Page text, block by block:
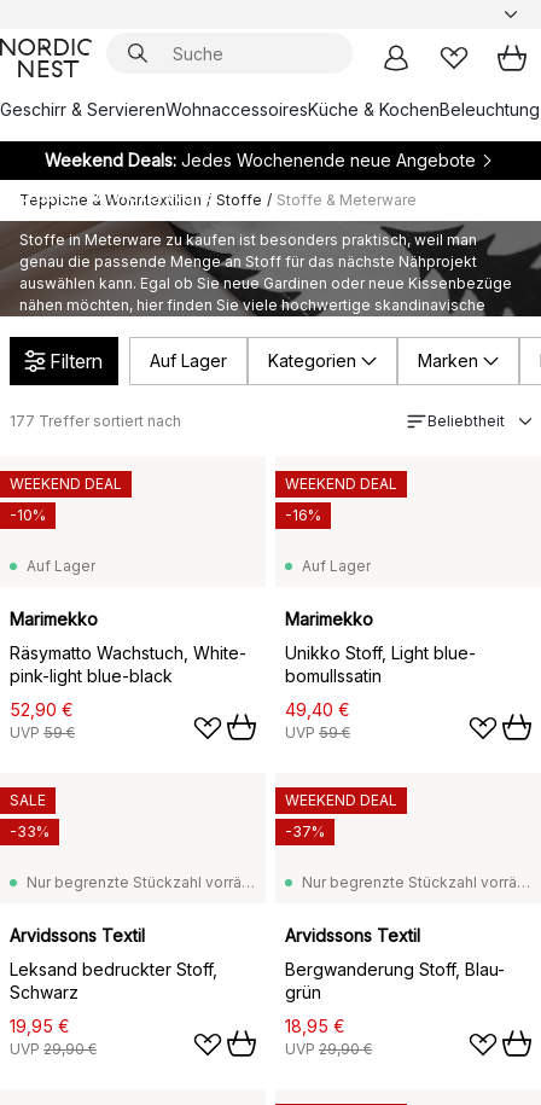
Geschirr & ServierenWohnaccessoiresKüche & KochenBeleuchtung
Weekend Deals:Jedes Wochenende neue Angebote
Teppiche & Wohntextilien / Stoffe / Stoffe & Meterware
Stoffe & Meterware
Stoffe in Meterware zu kaufen ist besonders praktisch, weil man
genau die passende Menge an Stoff für das nächste Nähprojekt
auswählen kann. Egal ob Sie neue Gardinen oder neue Kissenbezüge
nähen möchten, hier finden Sie viele hochwertige skandinavische
Farben und Mustern von bekannten Designmarken.
Filtern Auf Lager Kategorien Marken
177 Treffer sortiert nach Beliebtheit
Auf Lager
Marimekko
Räsymatto Wachstuch, White-
pink-light blue-black
52,90 €
UVP 59 €
WEEKEND DEAL
-10%
Auf Lager
Marimekko
Unikko Stoff, Light blue-
bomullssatin
49,40 €
UVP 59 €
WEEKEND DEAL
-16%
Nur begrenzte Stückzahl vorrätig
Arvidssons Textil
Leksand bedruckter Stoff,
Schwarz
19,95 €
UVP 29,90 €
SALE
-33%
Nur begrenzte Stückzahl vorrätig
Arvidssons Textil
Bergwanderung Stoff, Blau-
grün
18,95 €
UVP 29,90 €
WEEKEND DEAL
-37%